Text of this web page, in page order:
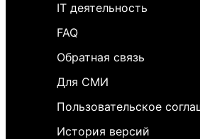
IT деятельность
FAQ
Обратная связь
Для СМИ
Пользовательское
История версий